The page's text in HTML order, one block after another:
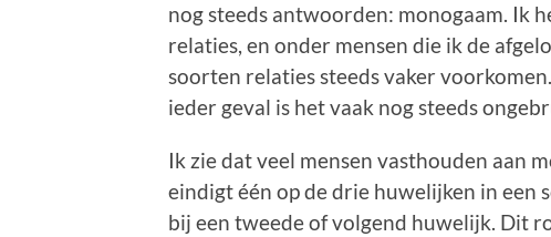
nog steeds antwoorden: monogaam. Ik
relaties, en onder mensen die ik de
soorten relaties steeds vaker
ieder geval is het vaak nog steeds
Ik zie dat veel mensen vasthouden aan
eindigt één op de drie huwelijken in een
bij een tweede of volgend huwelijk. Dit